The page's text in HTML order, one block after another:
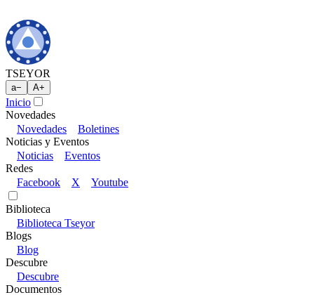
TSEYOR
a− A+
Inicio
Novedades
Novedades
Boletines
Noticias y Eventos
Noticias
Eventos
Redes
Facebook
X Youtube
Biblioteca
Biblioteca Tseyor
Blogs
Blog
Descubre
Descubre
Documentos